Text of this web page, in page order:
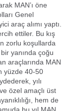
MAN’ı öne
Genel
araç alımı yaptı.
ettiler. Bu kış
zorlu koşullarda
yanında çoğu
araçlarında MAN
yüzde 40-50
yılı
özel amaçlı üst
hem de
bu yıl MAN